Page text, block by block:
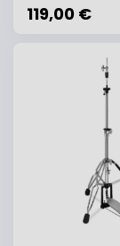
119,00 €